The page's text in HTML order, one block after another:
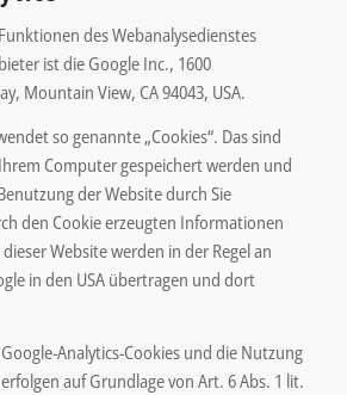
des Webanalysedienstes
ist die Google Inc., 1600
Mountain View, CA 94043, USA.
so genannte „Cookies“. Das sind
Computer gespeichert werden und
der Website durch Sie
den Cookie erzeugten Informationen
Website werden in der Regel an
in den USA übertragen und dort
Analytics-Cookies und die Nutzung
auf Grundlage von Art. 6 Abs. 1 lit.